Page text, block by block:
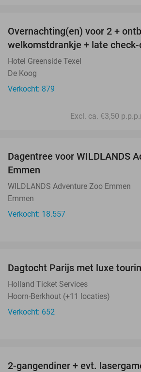
Overnachting(en) voor 2 +
welkomstdrankje + late
Hotel Greenside Texel
De Koog
Verkocht: 879
Excl. ca. €3,50
Dagentree voor WILDLANDS
Emmen
WILDLANDS Adventure Zoo Emmen
Emmen
Verkocht: 18.557
Dagtocht Parijs met luxe
Holland Ticket Services
Hoorn-Berkhout (+11 locaties)
Verkocht: 652
2-gangendiner + evt.